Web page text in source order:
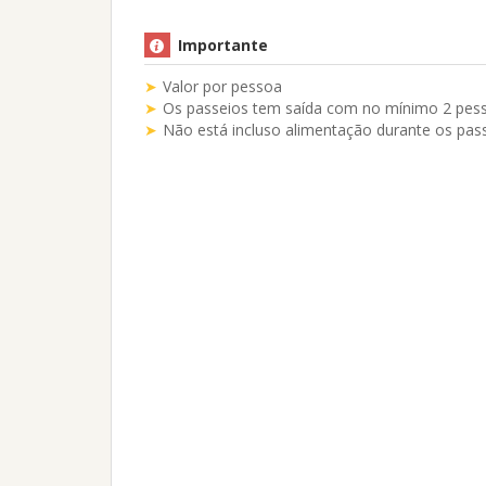
Importante
Valor por pessoa
Os passeios tem saída com no mínimo 2
Não está incluso alimentação durante os